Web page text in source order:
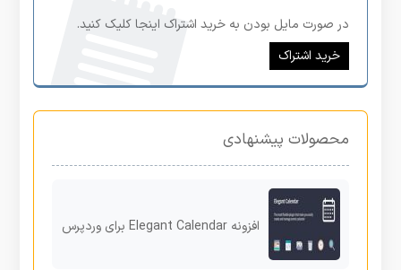
در صورت مایل بودن به خرید اشتراک اینجا کلیک کنید.
خرید اشتراک
محصولات پیشنهادی
افزونه Elegant Calendar برای وردپرس